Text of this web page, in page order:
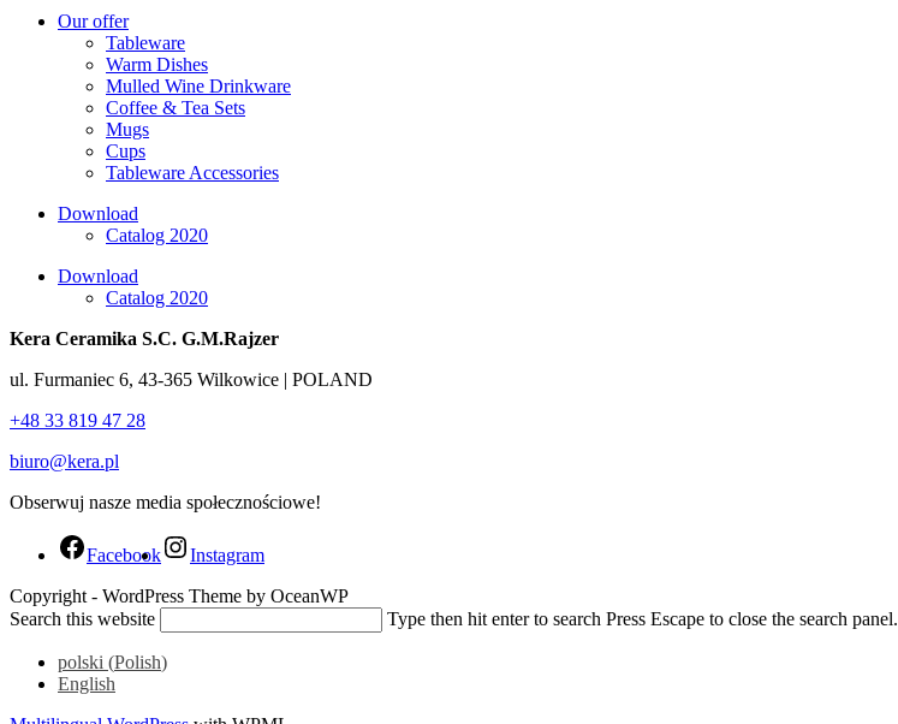
Our offer
Tableware
Warm Dishes
Mulled Wine Drinkware
Coffee & Tea Sets
Mugs
Cups
Tableware Accessories
Download
Catalog 2020
Download
Catalog 2020
Kera Ceramika S.C. G.M.Rajzer
ul. Furmaniec 6, 43-365 Wilkowice | POLAND
+48 33 819 47 28
biuro@kera.pl
Obserwuj nasze media społecznościowe!
Facebook
Instagram
Copyright - WordPress Theme by OceanWP
Search this website
Type then hit enter to search Press Escape to close the search panel.
polski (Polish)
English